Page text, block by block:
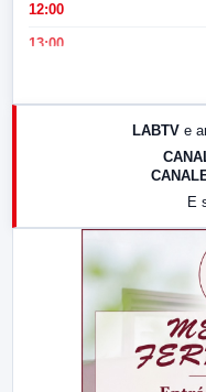
12:00
13:00
LABTV e
E